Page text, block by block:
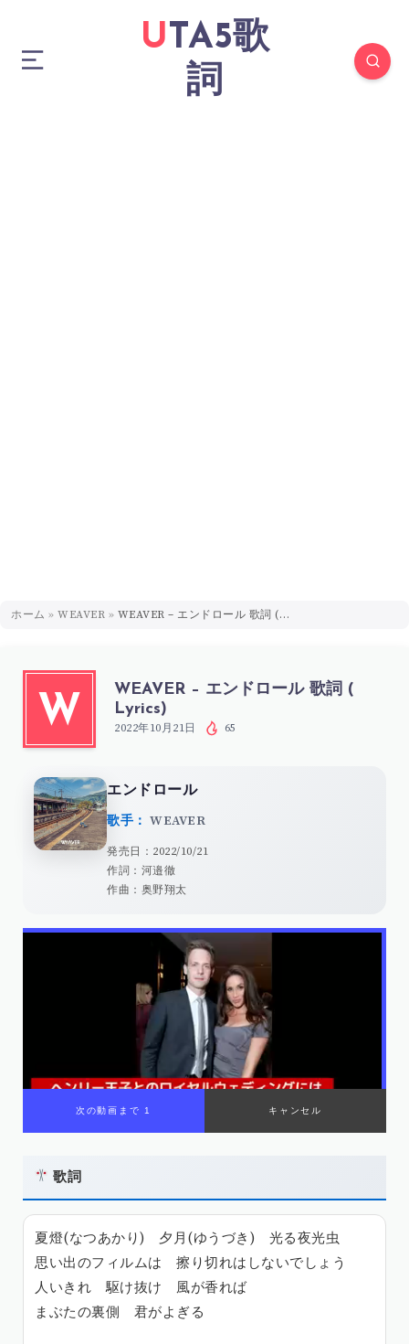
UTA5歌
詞
ホーム » WEAVER » WEAVER – エンドロール 歌詞 ( Lyrics)
W
WEAVER – エンドロール 歌詞 (
Lyrics)
2022年10月21日 65
エンドロール
歌手： WEAVER
発売日：2022/10/21
作詞：河邉徹
作曲：奥野翔太
次の動画まで 1 キャンセル
歌詞
夏燈(なつあかり) 夕月(ゆうづき) 光る夜光虫
思い出のフィルムは 擦り切れはしないでしょう
人いきれ 駆け抜け 風が香れば
まぶたの裏側 君がよぎる